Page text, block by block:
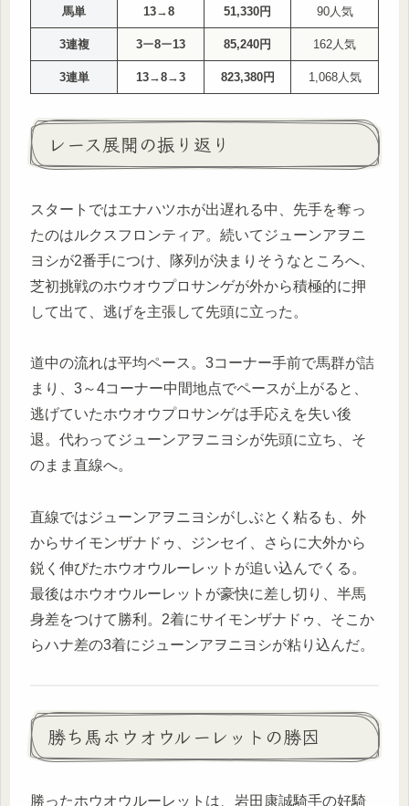
馬単 13→8 51,330円 90人気
3連複 3ー8ー13 85,240円 162人気
3連単 13→8→3 823,380円 1,068人気
レース展開の振り返り
スタートではエナハツホが出遅れる中、先手を奪っ
たのはルクスフロンティア。続いてジューンアヲニ
ヨシが2番手につけ、隊列が決まりそうなところへ、
芝初挑戦のホウオウプロサンゲが外から積極的に押
して出て、逃げを主張して先頭に立った。
道中の流れは平均ペース。3コーナー手前で馬群が詰
まり、3～4コーナー中間地点でペースが上がると、
逃げていたホウオウプロサンゲは手応えを失い後
退。代わってジューンアヲニヨシが先頭に立ち、そ
のまま直線へ。
直線ではジューンアヲニヨシがしぶとく粘るも、外
からサイモンザナドゥ、ジンセイ、さらに大外から
鋭く伸びたホウオウルーレットが追い込んでくる。
最後はホウオウルーレットが豪快に差し切り、半馬
身差をつけて勝利。2着にサイモンザナドゥ、そこか
らハナ差の3着にジューンアヲニヨシが粘り込んだ。
勝ち馬ホウオウルーレットの勝因
勝ったホウオウルーレットは、岩田康誠騎手の好騎